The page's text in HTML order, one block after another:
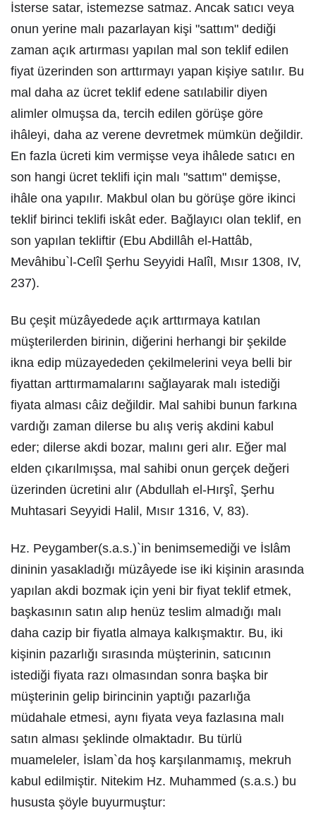
İsterse satar, istemezse satmaz. Ancak satıcı veya
onun yerine malı pazarlayan kişi "sattım" dediği
zaman açık artırması yapılan mal son teklif edilen
fiyat üzerinden son arttırmayı yapan kişiye satılır. Bu
mal daha az ücret teklif edene satılabilir diyen
alimler olmuşsa da, tercih edilen görüşe göre
ihâleyi, daha az verene devretmek mümkün değildir.
En fazla ücreti kim vermişse veya ihâlede satıcı en
son hangi ücret teklifi için malı "sattım" demişse,
ihâle ona yapılır. Makbul olan bu görüşe göre ikinci
teklif birinci teklifi iskât eder. Bağlayıcı olan teklif, en
son yapılan tekliftir (Ebu Abdillâh el-Hattâb,
Mevâhibu`l-Celîl Şerhu Seyyidi Halîl, Mısır 1308, IV,
237).
Bu çeşit müzâyedede açık arttırmaya katılan
müşterilerden birinin, diğerini herhangi bir şekilde
ikna edip müzayededen çekilmelerini veya belli bir
fiyattan arttırmamalarını sağlayarak malı istediği
fiyata alması câiz değildir. Mal sahibi bunun farkına
vardığı zaman dilerse bu alış veriş akdini kabul
eder; dilerse akdi bozar, malını geri alır. Eğer mal
elden çıkarılmışsa, mal sahibi onun gerçek değeri
üzerinden ücretini alır (Abdullah el-Hırşî, Şerhu
Muhtasari Seyyidi Halil, Mısır 1316, V, 83).
Hz. Peygamber(s.a.s.)`in benimsemediği ve İslâm
dininin yasakladığı müzâyede ise iki kişinin arasında
yapılan akdi bozmak için yeni bir fiyat teklif etmek,
başkasının satın alıp henüz teslim almadığı malı
daha cazip bir fiyatla almaya kalkışmaktır. Bu, iki
kişinin pazarlığı sırasında müşterinin, satıcının
istediği fiyata razı olmasından sonra başka bir
müşterinin gelip birincinin yaptığı pazarlığa
müdahale etmesi, aynı fiyata veya fazlasına malı
satın alması şeklinde olmaktadır. Bu türlü
muameleler, İslam`da hoş karşılanmamış, mekruh
kabul edilmiştir. Nitekim Hz. Muhammed (s.a.s.) bu
hususta şöyle buyurmuştur: